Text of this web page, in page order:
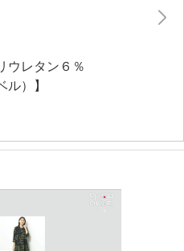
ウレタン６％
ル）】
白不可
ドライクリーニング可
）】